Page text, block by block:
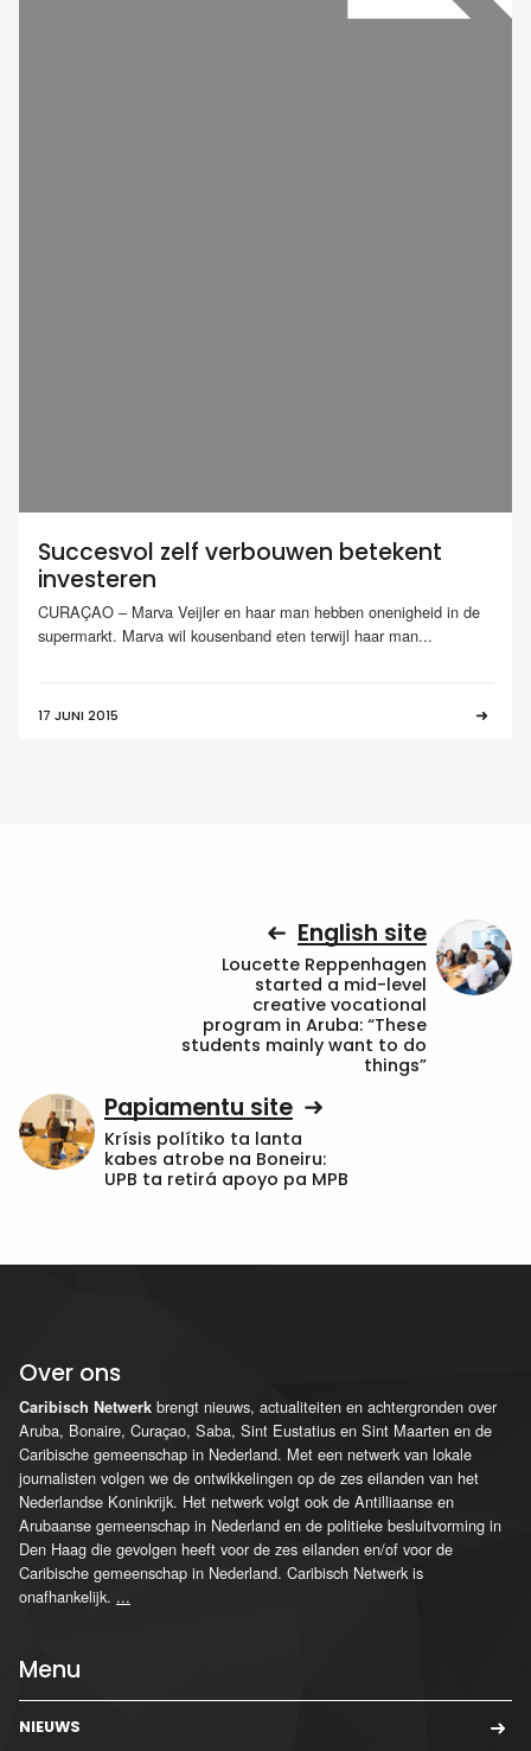
Succesvol zelf verbouwen betekent
investeren
CURAÇAO – Marva Veijler en haar man hebben onenigheid in de
supermarkt. Marva wil kousenband eten terwijl haar man...
17 JUNI 2015
English site
Loucette Reppenhagen
started a mid-level
creative vocational
program in Aruba: “These
students mainly want to do
things”
Papiamentu site
Krísis polítiko ta lanta
kabes atrobe na Boneiru:
UPB ta retirá apoyo pa MPB
Over ons
Caribisch Netwerk brengt nieuws, actualiteiten en achtergronden over
Aruba, Bonaire, Curaçao, Saba, Sint Eustatius en Sint Maarten en de
Caribische gemeenschap in Nederland. Met een netwerk van lokale
journalisten volgen we de ontwikkelingen op de zes eilanden van het
Nederlandse Koninkrijk. Het netwerk volgt ook de Antilliaanse en
Arubaanse gemeenschap in Nederland en de politieke besluitvorming in
Den Haag die gevolgen heeft voor de zes eilanden en/of voor de
Caribische gemeenschap in Nederland. Caribisch Netwerk is
onafhankelijk. ...
Menu
NIEUWS